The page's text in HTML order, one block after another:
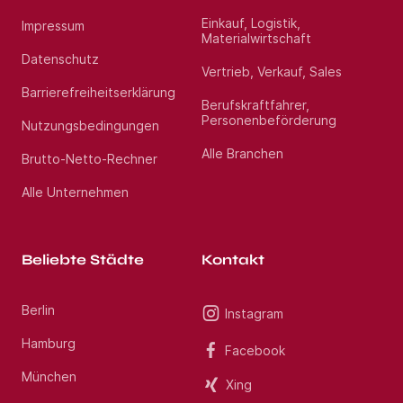
des gesamten Vermittlungsprozesses zur Seite.
Profitieren Sie von über 13 Jahren Markterfahrung
im Gesundheitswesen. Haben Sie Fragen? Rufen Sie
uns gerne unter Jetzt bewerben an. Wir freuen uns
auf Ihre Bewerbung als Oberarzt Invasive
Kardiologie (m/w/d) im Raum Lübeck.
Standort:Neumünster
Impressum
Datenschutz
Barrierefreiheitserklärung
Nutzungsbedingungen
Brutto-Netto-Rechner
Alle Unternehmen
Einkauf, Logistik,
Materialwirtschaft
Vertrieb, Verkauf, Sales
Berufskraftfahrer,
Personenbeförderung
Alle Branchen
Beliebte Städte
Berlin
Hamburg
München
Kontakt
Instagram
Facebook
Xing